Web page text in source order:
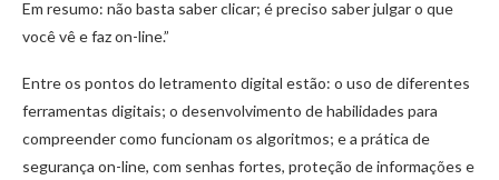
Em resumo: não basta saber clicar; é preciso saber julgar o que
você vê e faz on-line.”
Entre os pontos do letramento digital estão: o uso de diferentes
ferramentas digitais; o desenvolvimento de habilidades para
compreender como funcionam os algoritmos; e a prática de
segurança on-line, com senhas fortes, proteção de informações e